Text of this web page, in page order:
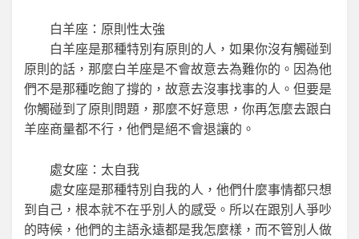
白羊座：原則性太強
白羊座是那種特別有原則的人，如果你沒有觸碰到
原則的話，那麼白羊座是不會故意去為難你的。因為他
們不是那種吃飽了撐的，故意去沒事找事的人。但要是
你觸碰到了原則問題，那麼不好意思，你再怎麼去跟白
羊座商量都不行，他們是絕不會退讓的。
處女座：太自我
處女座是那種特別自我的人，他們什麼事情都只想
到自己，根本就不在乎別人的感受。所以在跟別人爭吵
的時候，他們的主語永遠都是我怎麼樣，而不管別人做